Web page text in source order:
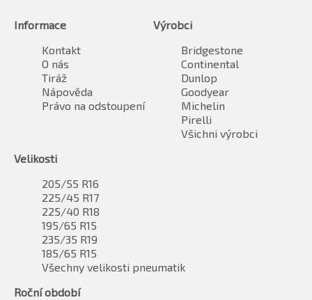
Informace
Kontakt
O nás
Tiráž
Nápověda
Právo na odstoupení
Výrobci
Bridgestone
Continental
Dunlop
Goodyear
Michelin
Pirelli
Všichni výrobci
Velikosti
205/55 R16
225/45 R17
225/40 R18
195/65 R15
235/35 R19
185/65 R15
Všechny velikosti pneumatik
Roční období